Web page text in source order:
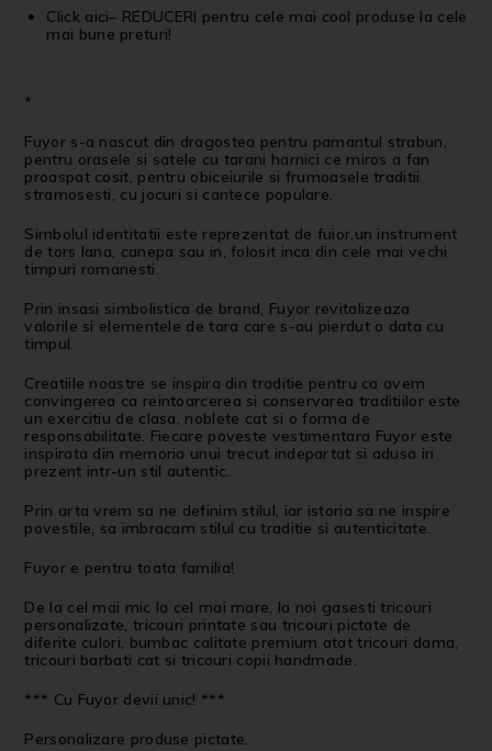
Click aici– REDUCERI pentru cele mai cool produse la cele
mai bune preturi!
*
Fuyor s-a nascut din dragostea pentru pamantul strabun,
pentru orasele si satele cu tarani harnici ce miros a fan
proaspat cosit, pentru obiceiurile si frumoasele traditii
stramosesti, cu jocuri si cantece populare.
Simbolul identitatii este reprezentat de fuior,un instrument
de tors lana, canepa sau in, folosit inca din cele mai vechi
timpuri romanesti.
Prin insasi simbolistica de brand, Fuyor revitalizeaza
valorile si elementele de tara care s-au pierdut o data cu
timpul.
Creatiile noastre se inspira din traditie pentru ca avem
convingerea ca reintoarcerea si conservarea traditiilor este
un exercitiu de clasa, noblete cat si o forma de
responsabilitate. Fiecare poveste vestimentara Fuyor este
inspirata din memoria unui trecut indepartat si adusa in
prezent intr-un stil autentic.
Prin arta vrem sa ne definim stilul, iar istoria sa ne inspire
povestile, sa imbracam stilul cu traditie si autenticitate.
Fuyor e pentru toata familia!
De la cel mai mic la cel mai mare, la noi gasesti tricouri
personalizate, tricouri printate sau tricouri pictate de
diferite culori, bumbac calitate premium atat tricouri dama,
tricouri barbati cat si tricouri copii handmade.
*** Cu Fuyor devii unic! ***
Personalizare produse pictate.